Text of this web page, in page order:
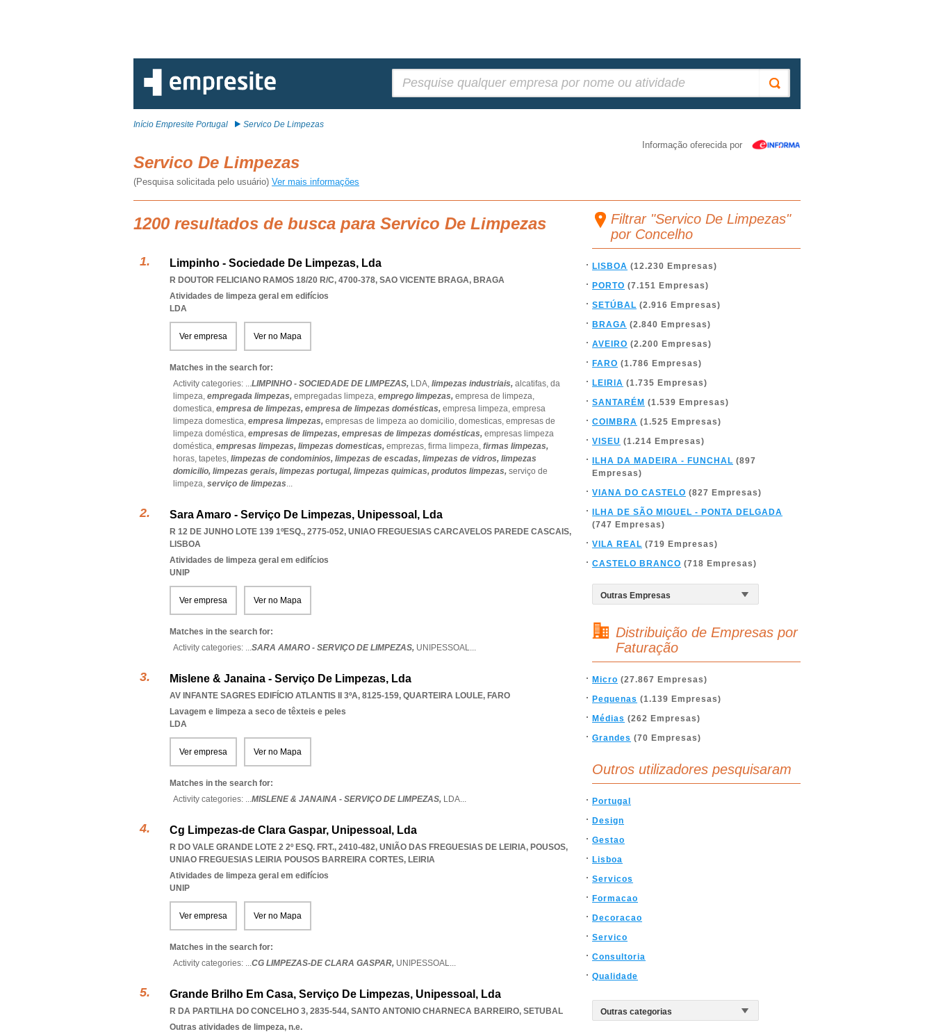
Início Empresite Portugal Servico De Limpezas
Informação oferecida por
Servico De Limpezas
(Pesquisa solicitada pelo usuário) Ver mais informações
1200 resultados de busca para Servico De Limpezas
Limpinho - Sociedade De Limpezas, Lda
R DOUTOR FELICIANO RAMOS 18/20 R/C, 4700-378, SAO VICENTE BRAGA, BRAGA
Atividades de limpeza geral em edifícios
LDA
Ver empresa Ver no Mapa
Matches in the search for:
Activity categories: ...LIMPINHO - SOCIEDADE DE LIMPEZAS, LDA, limpezas industriais, alcatifas, da
limpeza, empregada limpezas, empregadas limpeza, emprego limpezas, empresa de limpeza,
domestica, empresa de limpezas, empresa de limpezas domésticas, empresa limpeza, empresa
limpeza domestica, empresa limpezas, empresas de limpeza ao domicilio, domesticas, empresas de
limpeza doméstica, empresas de limpezas, empresas de limpezas domésticas, empresas limpeza
doméstica, empresas limpezas, limpezas domesticas, emprezas, firma limpeza, firmas limpezas,
horas, tapetes, limpezas de condominios, limpezas de escadas, limpezas de vidros, limpezas
domicilio, limpezas gerais, limpezas portugal, limpezas quimicas, produtos limpezas, serviço de
limpeza, serviço de limpezas...
Sara Amaro - Serviço De Limpezas, Unipessoal, Lda
R 12 DE JUNHO LOTE 139 1ºESQ., 2775-052, UNIAO FREGUESIAS CARCAVELOS PAREDE CASCAIS,
LISBOA
Atividades de limpeza geral em edifícios
UNIP
Ver empresa Ver no Mapa
Matches in the search for:
Activity categories: ...SARA AMARO - SERVIÇO DE LIMPEZAS, UNIPESSOAL...
Mislene & Janaina - Serviço De Limpezas, Lda
AV INFANTE SAGRES EDIFÍCIO ATLANTIS II 3ºA, 8125-159, QUARTEIRA LOULE, FARO
Lavagem e limpeza a seco de têxteis e peles
LDA
Ver empresa Ver no Mapa
Matches in the search for:
Activity categories: ...MISLENE & JANAINA - SERVIÇO DE LIMPEZAS, LDA...
Cg Limpezas-de Clara Gaspar, Unipessoal, Lda
R DO VALE GRANDE LOTE 2 2º ESQ. FRT., 2410-482, UNIÃO DAS FREGUESIAS DE LEIRIA, POUSOS,
UNIAO FREGUESIAS LEIRIA POUSOS BARREIRA CORTES, LEIRIA
Atividades de limpeza geral em edifícios
UNIP
Ver empresa Ver no Mapa
Matches in the search for:
Activity categories: ...CG LIMPEZAS-DE CLARA GASPAR, UNIPESSOAL...
Grande Brilho Em Casa, Serviço De Limpezas, Unipessoal, Lda
R DA PARTILHA DO CONCELHO 3, 2835-544, SANTO ANTONIO CHARNECA BARREIRO, SETUBAL
Outras atividades de limpeza, n.e.
Filtrar "Servico De Limpezas"
por Concelho
LISBOA (12.230 Empresas)
PORTO (7.151 Empresas)
SETÚBAL (2.916 Empresas)
BRAGA (2.840 Empresas)
AVEIRO (2.200 Empresas)
FARO (1.786 Empresas)
LEIRIA (1.735 Empresas)
SANTARÉM (1.539 Empresas)
COIMBRA (1.525 Empresas)
VISEU (1.214 Empresas)
ILHA DA MADEIRA - FUNCHAL (897
Empresas)
VIANA DO CASTELO (827 Empresas)
ILHA DE SÃO MIGUEL - PONTA DELGADA
(747 Empresas)
VILA REAL (719 Empresas)
CASTELO BRANCO (718 Empresas)
Distribuição de Empresas por
Faturação
Micro (27.867 Empresas)
Pequenas (1.139 Empresas)
Médias (262 Empresas)
Grandes (70 Empresas)
Outros utilizadores pesquisaram
Portugal
Design
Gestao
Lisboa
Servicos
Formacao
Decoracao
Servico
Consultoria
Qualidade